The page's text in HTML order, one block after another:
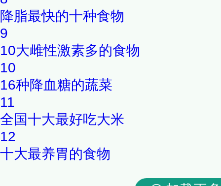
降脂最快的十种食物
9
10大雌性激素多的食物
10
16种降血糖的蔬菜
11
全国十大最好吃大米
12
十大最养胃的食物